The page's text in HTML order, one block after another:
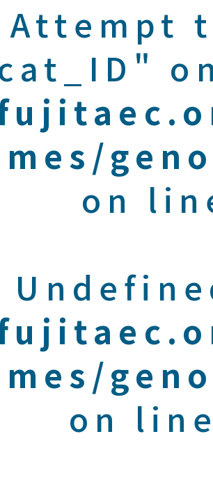
Attempt
on
on line